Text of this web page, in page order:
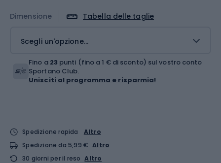
Dimensione Tabella delle taglie
Scegli un'opzione...
Fino a 23 punti (fino a 1 € di sconto) sul vostro conto
Sportano Club.
Unisciti al programma e risparmia!
Spedizione rapida
Altro
Spedizione da 5,99 € Altro
30 giorni per il reso Altro